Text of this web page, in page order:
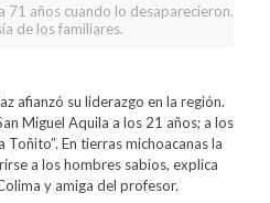
71 años cuando lo desaparecieron.
de los familiares.
afianzó su liderazgo en la región.
Miguel Aquila a los 21 años; a los
En tierras michoacanas la
a los hombres sabios, explica
y amiga del profesor.